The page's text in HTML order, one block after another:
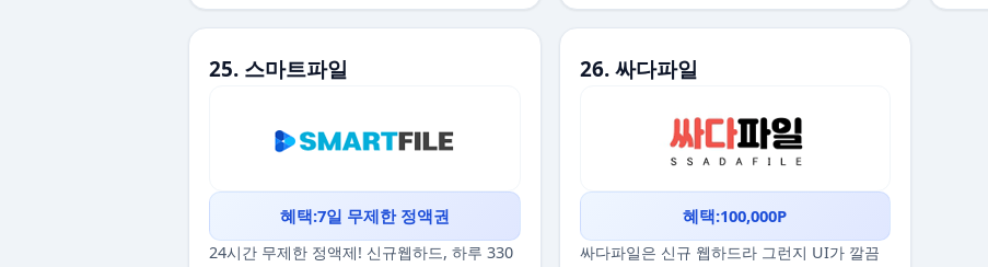
25. 스마트파일
혜택:7일 무제한 정액권
24시간 무제한 정액제! 신규웹하드, 하루 330
26. 싸다파일
혜택:100,000P
싸다파일은 신규 웹하드라 그런지 UI가 깔끔